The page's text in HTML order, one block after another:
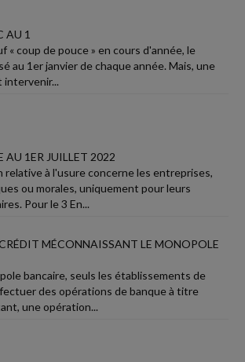
AU 1
« coup de pouce » en cours d'année, le
au 1er janvier de chaque année. Mais, une
intervenir...
AU 1ER JUILLET 2022
relative à l'usure concerne les entreprises,
ou morales, uniquement pour leurs
Pour le 3 En...
MÉCONNAISSANT LE MONOPOLE
bancaire, seuls les établissements de
des opérations de banque à titre
une opération...